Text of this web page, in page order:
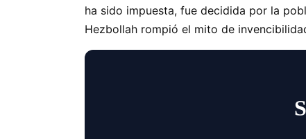
ha sido impuesta, fue decidida por la
Hezbollah rompió el mito de